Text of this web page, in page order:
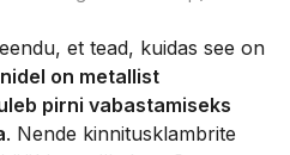
et tead, kuidas see on
on metallist
pirni vabastamiseks
. Nende kinnitusklambrite